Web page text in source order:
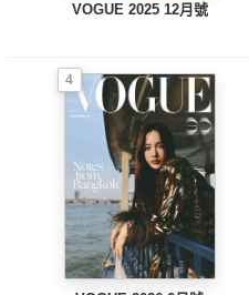
VOGUE 2025 12月號
4